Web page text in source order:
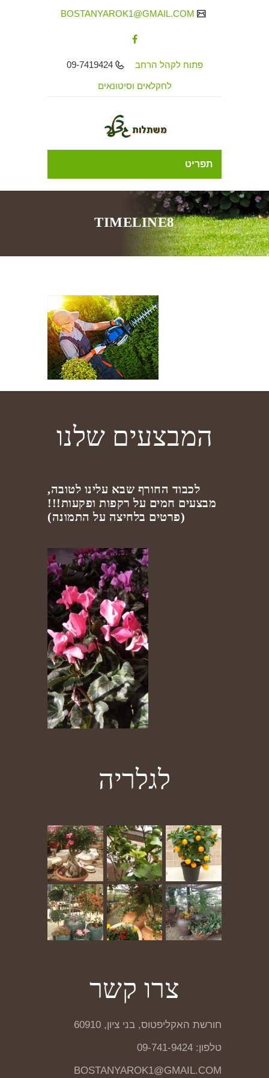
פתוח לקהל הרחב 09-7419424
לחקלאים וסיטונאים
תפריט
TIMELINE8
המבצעים שלנו
לכבוד החורף שבא עלינו לטובה,
מבצעים חמים על רקפות ופקעות!!!
(פרטים בלחיצה על התמונה)
לגלריה
צרו קשר
חורשת האקליפטוס, בני ציון, 60910
טלפון: 09-741-9424
BOSTANYAROK1@GMAIL.COM